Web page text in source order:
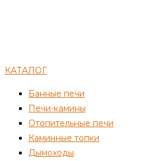
КАТАЛОГ
Банные печи
Печи-камины
Отопительные печи
Каминные топки
Дымоходы